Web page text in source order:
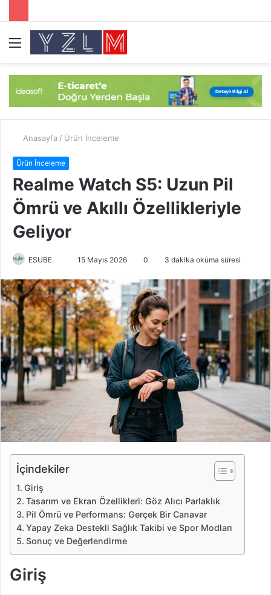
Menü
Anasayfa / Ürün İnceleme
Ürün İnceleme
Realme Watch S5: Uzun Pil
Ömrü ve Akıllı Özellikleriyle
Geliyor
ESUBE
r
e
-
p
o
s
a
ö
n
e
15 Mayıs 2026 0 3 dakika okuma süresi
İçindekiler
Giriş
Tasarım ve Ekran Özellikleri: Göz Alıcı Parlaklık
Pil Ömrü ve Performans: Gerçek Bir Canavar
Yapay Zeka Destekli Sağlık Takibi ve Spor Modları
Sonuç ve Değerlendirme
Giriş